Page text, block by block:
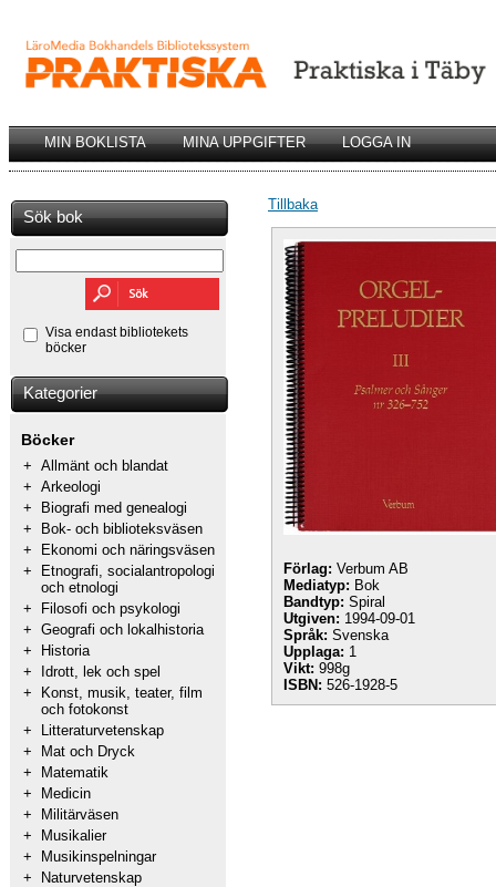
MIN BOKLISTA MINA UPPGIFTER LOGGA IN
Sök bok
Visa endast bibliotekets
böcker
Kategorier
Böcker
+ Allmänt och blandat
+ Arkeologi
+
Biografi med genealogi
+
Bok- och biblioteksväsen
+
Ekonomi och näringsväsen
+
Etnografi, socialantropologi
och etnologi
+
Filosofi och psykologi
+ Geografi och lokalhistoria
+
Historia
+
Idrott, lek och spel
+
Konst, musik, teater, film
och fotokonst
+
Litteraturvetenskap
+
Mat och Dryck
+
Matematik
+
Medicin
+
Militärväsen
+
Musikalier
+
Musikinspelningar
+
Naturvetenskap
Tillbaka
Förlag: Verbum AB
Mediatyp: Bok
Bandtyp: Spiral
Utgiven: 1994-09-01
Språk: Svenska
Upplaga: 1
Vikt: 998g
ISBN: 526-1928-5